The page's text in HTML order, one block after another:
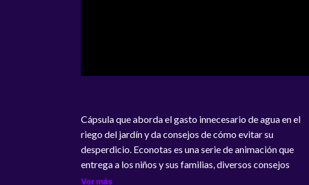
Cápsula que aborda el gasto innecesario de agua en el
riego del jardín y da consejos de cómo evitar su
desperdicio. Econotas es una serie de animación que
entrega a los niños y sus familias, diversos consejos
ecológicos y para fomentar el cuidado del medio
Ver más